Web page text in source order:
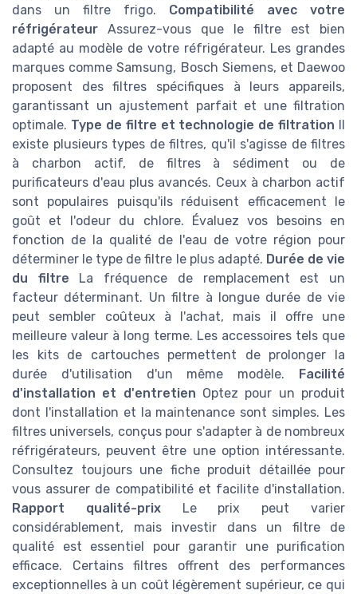
dans un filtre frigo. Compatibilité avec votre
réfrigérateur Assurez-vous que le filtre est bien
adapté au modèle de votre réfrigérateur. Les grandes
marques comme Samsung, Bosch Siemens, et Daewoo
proposent des filtres spécifiques à leurs appareils,
garantissant un ajustement parfait et une filtration
optimale. Type de filtre et technologie de filtration
existe plusieurs types de filtres, qu'il s'agisse de filtres
à charbon actif, de filtres à sédiment ou de
purificateurs d'eau plus avancés. Ceux à charbon actif
sont populaires puisqu'ils réduisent efficacement le
goût et l'odeur du chlore. Évaluez vos besoins en
fonction de la qualité de l'eau de votre région pour
déterminer le type de filtre le plus adapté. Durée de vie
du filtre La fréquence de remplacement est un
facteur déterminant. Un filtre à longue durée de vie
peut sembler coûteux à l'achat, mais il offre une
meilleure valeur à long terme. Les accessoires tels que
les kits de cartouches permettent de prolonger la
durée d'utilisation d'un même modèle.
Facilité
d'installation et d'entretien Optez pour un produit
dont l'installation et la maintenance sont simples. Les
filtres universels, conçus pour s'adapter à de nombreux
réfrigérateurs, peuvent être une option intéressante.
Consultez toujours une fiche produit détaillée pour
vous assurer de compatibilité et facilite d'installation.
Rapport qualité-prixLe prix peut varier
considérablement, mais investir dans un filtre de
qualité est essentiel pour garantir une purification
efficace. Certains filtres offrent des performances
exceptionnelles à un coût légèrement supérieur, ce qui